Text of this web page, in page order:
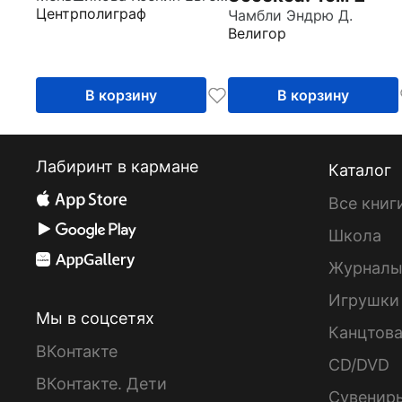
инструмент для
Центрполиграф
В корзину
Чамбли Эндрю Д.
Велигор
В корзину
Лабиринт в кармане
Мы в соцсетях
ВКонтакте
ВКонтакте. Дети
Каталог
Все
Школа
Журналы
Игрушки
CD/DVD